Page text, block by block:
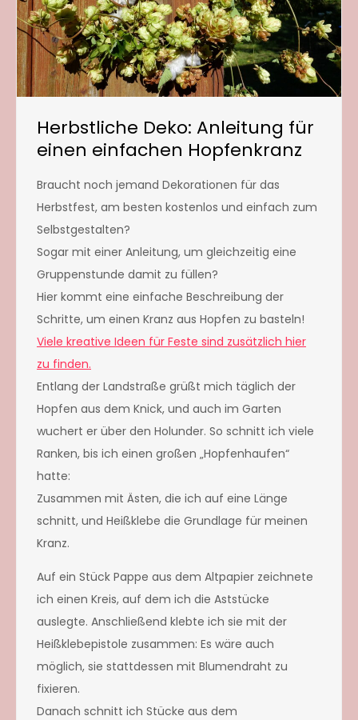
Herbstliche Deko: Anleitung für
einen einfachen Hopfenkranz
Braucht noch jemand Dekorationen für das
Herbstfest, am besten kostenlos und einfach zum
Selbstgestalten?
Sogar mit einer Anleitung, um gleichzeitig eine
Gruppenstunde damit zu füllen?
Hier kommt eine einfache Beschreibung der
Schritte, um einen Kranz aus Hopfen zu basteln!
Viele kreative Ideen für Feste sind zusätzlich hier
zu finden.
Entlang der Landstraße grüßt mich täglich der
Hopfen aus dem Knick, und auch im Garten
wuchert er über den Holunder. So schnitt ich viele
Ranken, bis ich einen großen „Hopfenhaufen“
hatte:
Zusammen mit Ästen, die ich auf eine Länge
schnitt, und Heißklebe die Grundlage für meinen
Kranz.
Auf ein Stück Pappe aus dem Altpapier zeichnete
ich einen Kreis, auf dem ich die Aststücke
auslegte. Anschließend klebte ich sie mit der
Heißklebepistole zusammen: Es wäre auch
möglich, sie stattdessen mit Blumendraht zu
fixieren.
Danach schnitt ich Stücke aus dem